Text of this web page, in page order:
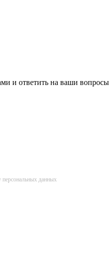
и ответить на ваши вопросы
персональных данных